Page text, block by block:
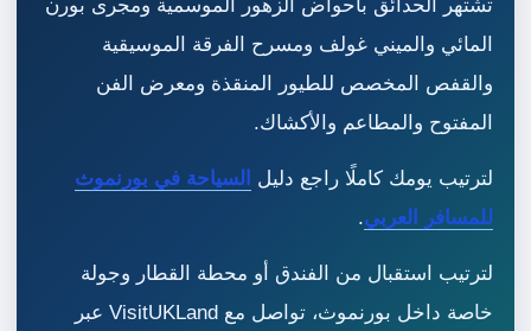
تشتهر الحدائق بأحواض الزهور الموسمية ومجرى بورن
المائي والميني غولف ومسرح الفرقة الموسيقية
والقفص المخصص للطيور المنقذة ومعرض الفن
المفتوح والمطاعم والأكشاك.
لترتيب يومك كاملًا راجع دليل السياحة في بورنموث
للمسافر العربي.
لترتيب استقبال من الفندق أو محطة القطار وجولة
خاصة داخل بورنموث، تواصل مع VisitUKLand عبر